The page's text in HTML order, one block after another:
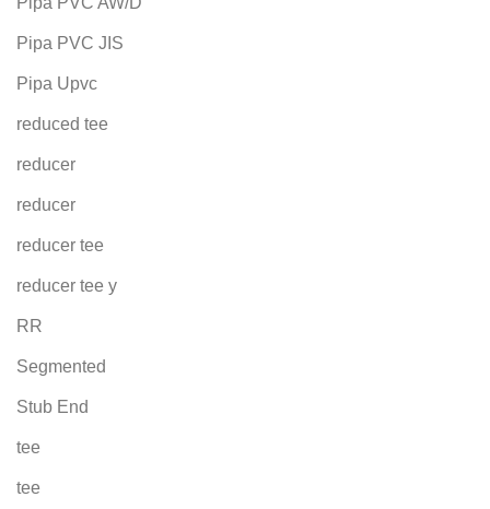
Pipa PVC JIS
Pipa Upvc
reduced tee
reducer
reducer
reducer tee
reducer tee y
RR
Segmented
Stub End
tee
tee